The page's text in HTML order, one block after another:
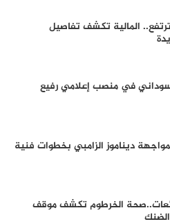
ترتفع.. المالية تكشف تفاصيل
في منصب إعلامي رفيع
ديناموز الزامبي بخطوات فنية
الخرطوم تكشف موقف